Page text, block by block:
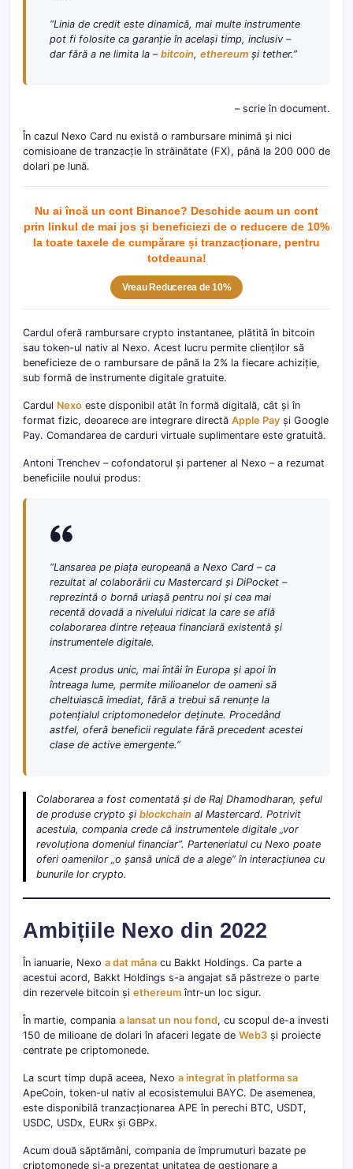
“Linia de credit este dinamică, mai multe instrumente
pot fi folosite ca garanție în același timp, inclusiv –
dar fără a ne limita la – bitcoin, ethereum și tether.”
– scrie în document.
În cazul Nexo Card nu există o rambursare minimă și nici
comisioane de tranzacție în străinătate (FX), până la 200 000 de
dolari pe lună.
Nu ai încă un cont Binance? Deschide acum un cont
prin linkul de mai jos și beneficiezi de o reducere de 10%
la toate taxele de cumpărare și tranzacționare, pentru
totdeauna!
Vreau Reducerea de 10%
Cardul oferă rambursare crypto instantanee, plătită în bitcoin
sau token-ul nativ al Nexo. Acest lucru permite clienților să
beneficieze de o rambursare de până la 2% la fiecare achiziție,
sub formă de instrumente digitale gratuite.
Cardul Nexo este disponibil atât în formă digitală, cât și în
format fizic, deoarece are integrare directă Apple Pay și Google
Pay. Comandarea de carduri virtuale suplimentare este gratuită.
Antoni Trenchev – cofondatorul și partener al Nexo – a rezumat
beneficiile noului produs:
“Lansarea pe piața europeană a Nexo Card – ca
rezultat al colaborării cu Mastercard și DiPocket –
reprezintă o bornă uriașă pentru noi și cea mai
recentă dovadă a nivelului ridicat la care se află
colaborarea dintre rețeaua financiară existentă și
instrumentele digitale.
Acest produs unic, mai întâi în Europa și apoi în
întreaga lume, permite milioanelor de oameni să
cheltuiască imediat, fără a trebui să renunțe la
potențialul criptomonedelor deținute. Procedând
astfel, oferă beneficii regulate fără precedent acestei
clase de active emergente.”
Colaborarea a fost comentată și de Raj Dhamodharan, șeful
de produse crypto și blockchainal Mastercard. Potrivit
acestuia, compania crede că instrumentele digitale „vor
revoluționa domeniul financiar”. Parteneriatul cu Nexo poate
oferi oamenilor „o șansă unică de a alege”în interacțiunea cu
bunurile lor crypto.
Ambițiile Nexo din 2022
În ianuarie, Nexo a dat mâna cu Bakkt Holdings. Ca parte a
acestui acord, Bakkt Holdings s-a angajat să păstreze o parte
din rezervele bitcoin și ethereum într-un loc sigur.
În martie, compania a lansat un nou fond, cu scopul de-a investi
150 de milioane de dolari în afaceri legate de Web3 și proiecte
centrate pe criptomonede.
La scurt timp după aceea, Nexo a integrat în platforma sa
ApeCoin, token-ul nativ al ecosistemului BAYC. De asemenea,
este disponibilă tranzacționarea APE în perechi BTC, USDT,
USDC, USDx, EURx și GBPx.
Acum două săptămâni, compania de împrumuturi bazate pe
criptomonede și-a prezentat unitatea de gestionare a